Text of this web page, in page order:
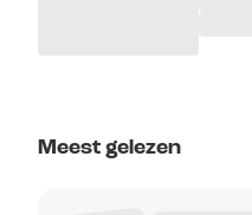
Meest gelezen